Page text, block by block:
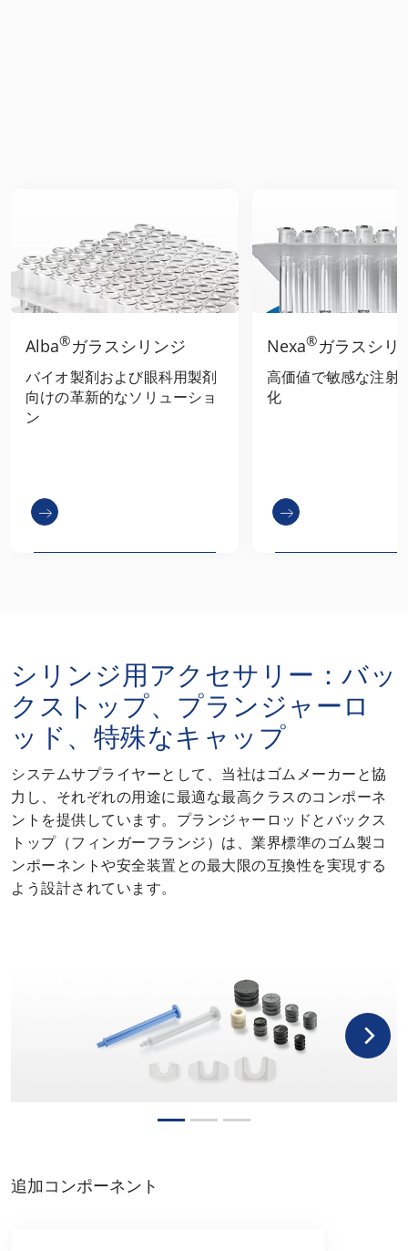
Alba®ガラスシリンジ
バイオ製剤および眼科用製剤
向けの革新的なソリューショ
ン
Nexa®ガラスシリ
高価値で敏感な注射
化
シリンジ用アクセサリー：バッ
クストップ、プランジャーロ
ッド、特殊なキャップ
システムサプライヤーとして、当社はゴムメーカーと協
力し、それぞれの用途に最適な最高クラスのコンポーネ
ントを提供しています。プランジャーロッドとバックス
トップ（フィンガーフランジ）は、業界標準のゴム製コ
ンポーネントや安全装置との最大限の互換性を実現する
よう設計されています。
追加コンポーネント